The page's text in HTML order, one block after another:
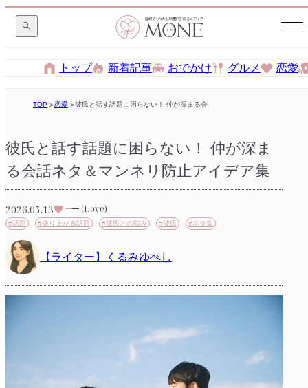
トップ 新着記事 おでかけ グルメ 恋愛
TOP 恋愛 彼氏と話す話題に困らない！ 仲が深まる会話ネタ＆マンネリ防止アイデア
彼氏と話す話題に困らない！ 仲が深ま
る会話ネタ＆マンネリ防止アイデア集
2026.05.13 (Love)
#話題 #盛り上がる話題 #彼氏との悩み #彼氏 #ネタ集
【ライター】くるみゆぺし